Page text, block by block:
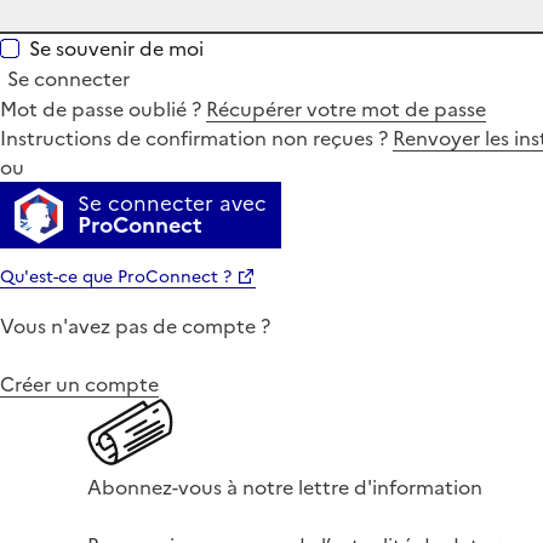
Se souvenir de moi
Se connecter
Mot de passe oublié ? Récupérer votre mot de passe
Instructions de confirmation non reçues ? Renvoyer les
ou
Se connecter avec
ProConnect
Qu'est-ce que ProConnect ?
Vous n'avez pas de compte ?
Créer un compte
Abonnez-vous à notre lettre d'information